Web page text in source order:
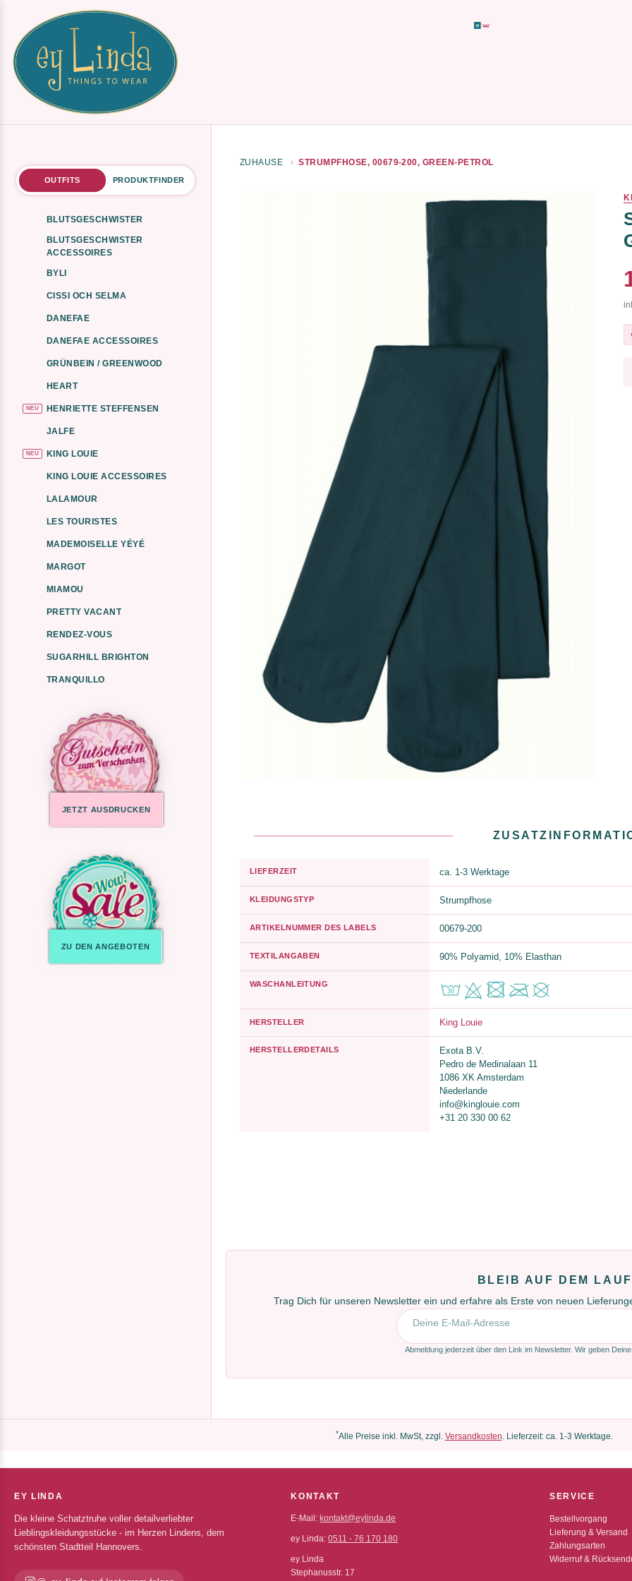
OUTFITS PRODUKTFINDER
BLUTSGESCHWISTER
BLUTSGESCHWISTER
ACCESSOIRES
BYLI
CISSI OCH SELMA
DANEFAE
DANEFAE ACCESSOIRES
GRÜNBEIN / GREENWOOD
HEART
NEU HENRIETTE STEFFENSEN
JALFE
NEU KING LOUIE
KING LOUIE ACCESSOIRES
LALAMOUR
LES TOURISTES
MADEMOISELLE YÉYÉ
MARGOT
MIAMOU
PRETTY VACANT
RENDEZ-VOUS
SUGARHILL BRIGHTON
TRANQUILLO
JETZT AUSDRUCKEN
ZU DEN ANGEBOTEN
ZUHAUSE STRUMPFHOSE, 00679-200, GREEN-PETROL
LIEFERZEIT ca. 1-3 Werktage
KLEIDUNGSTYP Strumpfhose
ARTIKELNUMMER DES LABELS 00679-200
TEXTILANGABEN 90% Polyamid, 10% Elasthan
WASCHANLEITUNG
HERSTELLER King Louie
HERSTELLERDETAILS
Exota B.V.
Pedro de Medinalaan 11
1086 XK Amsterdam
Niederlande
info@kinglouie.com
+31 20 330 00 62
BLEIB AUF DEM
Trag Dich für unseren Newsletter ein und erfahre als Erste von neuen
E-Mail-Adresse
Abmeldung jederzeit über den Link im Newsletter. Wir geben
*Alle Preise inkl. MwSt, zzgl. Versandkosten . Lieferzeit: ca. 1-3 Werktage.
EY LINDA
Die kleine Schatztruhe voller detailverliebter
Lieblingskleidungsstücke - im Herzen Lindens, dem
schönsten Stadtteil Hannovers.
KONTAKT
E-Mail:kontakt@eylinda.de
ey Linda:0511 - 76 170 180
ey Linda
Stephanusstr. 17
SERVICE
Bestellvorgang
Lieferung & Versand
Zahlungsarten
Widerruf &